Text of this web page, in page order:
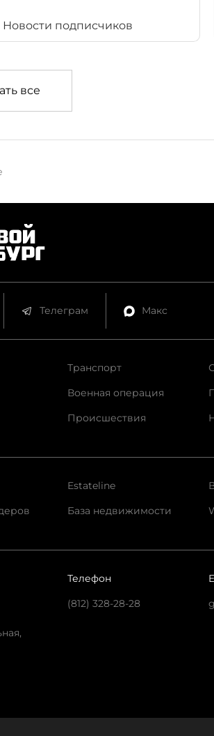
Новости подписчиков
все
Телеграм Макс
Транспорт
Военная операция
Происшествия
Estateline
База недвижимости
Телефон
(812) 328-28-28